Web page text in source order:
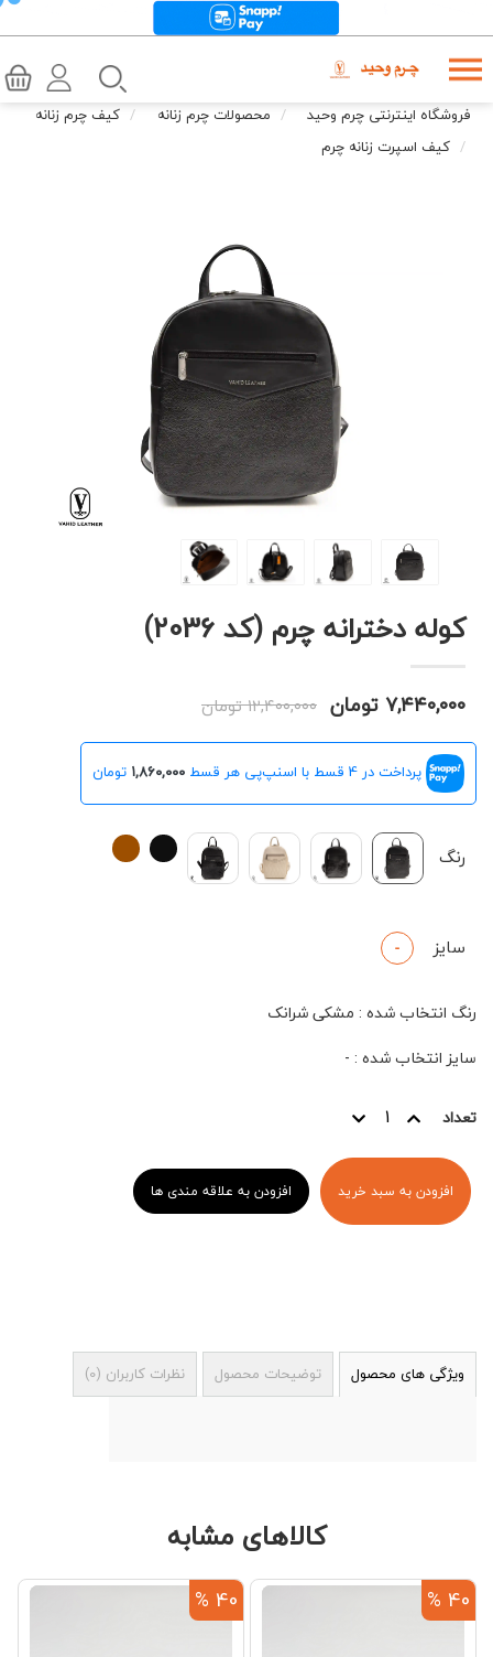
فروشگاه اینترنتی چرم وحید محصولات چرم زنانه
کیف چرم زنانه
کیف اسپرت زنانه چرم
کوله دخترانه چرم (کد 2036)
۷,۴۴۰,۰۰۰ تومان ۱۲,۴۰۰,۰۰۰ تومان
پرداخت در 4 قسط با اسنپ‌پی هر قسط ۱,۸۶۰,۰۰۰ تومان
رنگ
سایز -
رنگ انتخاب شده : مشکی شرانک
سایز انتخاب شده :
-
تعداد
افزودن به سبد خرید افزودن به علاقه مندی ها
ویژگی های محصول توضیحات محصول نظرات کاربران (
0
)
کالاهای مشابه
40 %
40 %